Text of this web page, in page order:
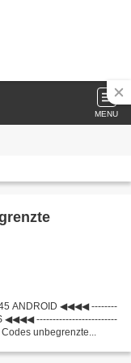
MENU
ANDROID ◀◀◀◀ --------
◀◀◀◀ -------------------------
unbegrenzte...